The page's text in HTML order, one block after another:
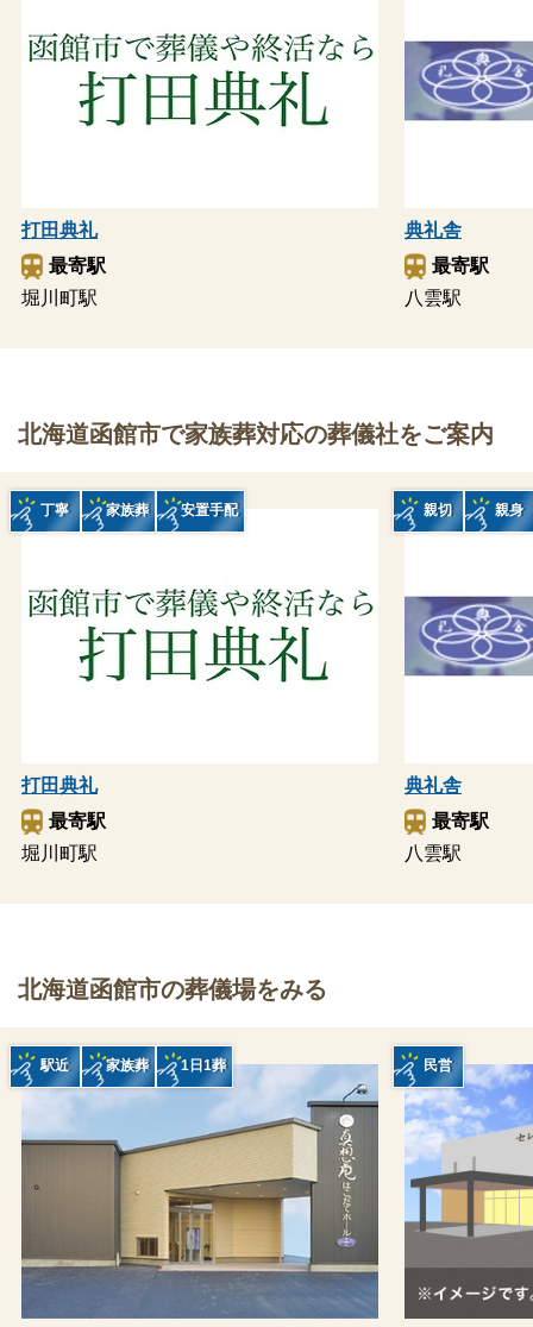
打田典礼
最寄駅
堀川町駅
典礼舎
最寄駅
八雲駅
北海道函館市で家族葬対応の葬儀社をご案内
打田典礼
最寄駅
堀川町駅
丁寧 家族葬 安置手配
典礼舎
最寄駅
八雲駅
親切 親身
北海道函館市の葬儀場をみる
駅近 家族葬 1日1葬 民営